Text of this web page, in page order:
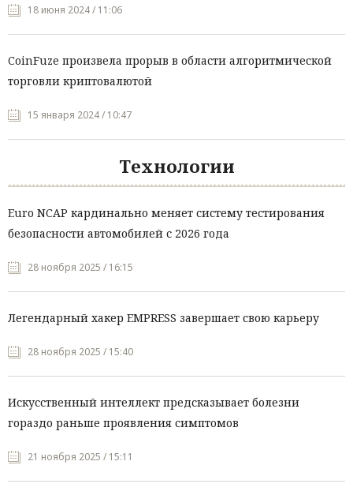
18 июня 2024 / 11:06
CoinFuze произвела прорыв в области алгоритмической
торговли криптовалютой
15 января 2024 / 10:47
Технологии
Euro NCAP кардинально меняет систему тестирования
безопасности автомобилей с 2026 года
28 ноября 2025 / 16:15
Легендарный хакер EMPRESS завершает свою карьеру
28 ноября 2025 / 15:40
Искусственный интеллект предсказывает болезни
гораздо раньше проявления симптомов
21 ноября 2025 / 15:11